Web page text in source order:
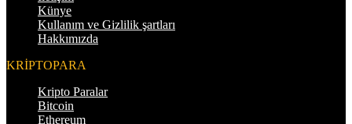
Künye
Kullanım ve Gizlilik şartları
Hakkımızda
KRİPTOPARA
Kripto Paralar
Bitcoin
Ethereum